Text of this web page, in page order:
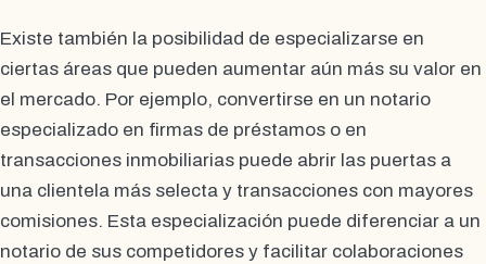
Existe también la posibilidad de especializarse en
ciertas áreas que pueden aumentar aún más su valor en
el mercado. Por ejemplo, convertirse en un notario
especializado en firmas de préstamos o en
transacciones inmobiliarias puede abrir las puertas a
una clientela más selecta y transacciones con mayores
comisiones. Esta especialización puede diferenciar a un
notario de sus competidores y facilitar colaboraciones